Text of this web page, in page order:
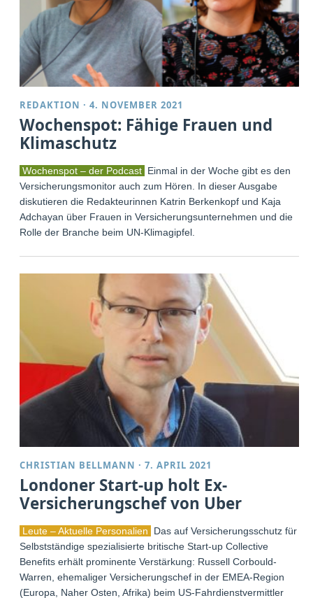
REDAKTION ·4. NOVEMBER 2021
Wochenspot: Fähige Frauen und
Klimaschutz
Wochenspot – der Podcast Einmal in der Woche gibt es den
Versicherungsmonitor auch zum Hören. In dieser Ausgabe
diskutieren die Redakteurinnen Katrin Berkenkopf und Kaja
Adchayan über Frauen in Versicherungsunternehmen und die
Rolle der Branche beim UN-Klimagipfel.
CHRISTIAN BELLMANN ·7. APRIL 2021
Londoner Start-up holt Ex-
Versicherungschef von Uber
Leute – Aktuelle Personalien
Das auf Versicherungsschutz für
Selbstständige spezialisierte britische Start-up Collective
Benefits erhält prominente Verstärkung: Russell Corbould-
Warren, ehemaliger Versicherungschef in der EMEA-Region
(Europa, Naher Osten, Afrika) beim US-Fahrdienstvermittler